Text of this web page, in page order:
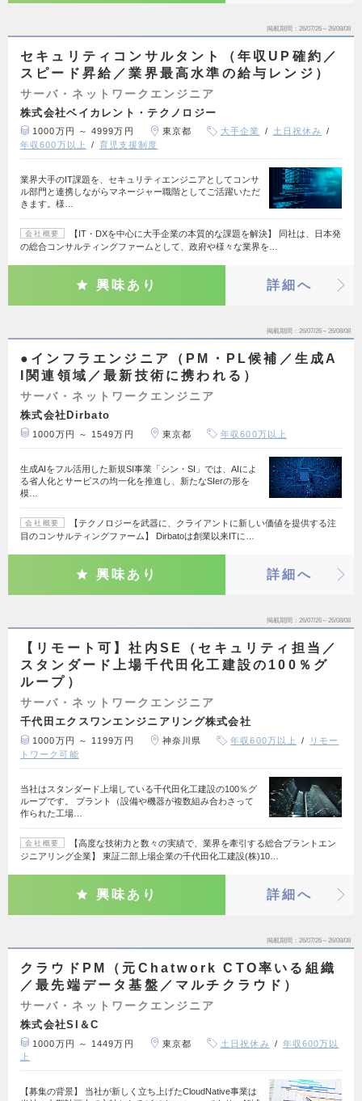
掲載期間 26/07/26～26/08/08
セキュリティコンサルタント（年収UP確約／
スピード昇給／業界最高水準の給与レンジ）
サーバ・ネットワークエンジニア
株式会社ベイカレント・テクノロジー
1000万円 ～ 4999万円 東京都 大手企業
土日祝休み
年収600万以上
育児支援制度
業界大手のIT課題を、セキュリティエンジニアとしてコンサ
ル部門と連携しながらマネージャー職階としてご活躍いただ
きます。様…
会社概要
【IT・DXを中心に大手企業の本質的な課題を解決】 同社は、日本発
の総合コンサルティングファームとして、政府や様々な業界を…
興味あり 詳細へ
掲載期間 26/07/26～26/08/08
●インフラエンジニア（PM・PL候補／生成A
I関連領域／最新技術に携われる）
サーバ・ネットワークエンジニア
株式会社Dirbato
1000万円 ～ 1549万円 東京都 年収600万以上
生成AIをフル活用した新規SI事業「シン・SI」では、AIによ
る省人化とサービスの均一化を推進し、新たなSIerの形を
模…
会社概要
【テクノロジーを武器に、クライアントに新しい価値を提供する注
目のコンサルティングファーム】 Dirbatoは創業以来ITに…
興味あり 詳細へ
掲載期間 26/07/26～26/08/08
【リモート可】社内SE（セキュリティ担当／
スタンダード上場千代田化工建設の100％グ
ループ）
サーバ・ネットワークエンジニア
千代田エクスワンエンジニアリング株式会社
1000万円 ～ 1199万円 神奈川県 年収600万以上
リモー
トワーク可能
当社はスタンダード上場している千代田化工建設の100％グ
ループです。 プラント（設備や機器が複数組み合わさって
作られた工場…
会社概要
【高度な技術力と数々の実績で、業界を牽引する総合プラントエン
ジニアリング企業】 東証二部上場企業の千代田化工建設(株)10…
興味あり 詳細へ
掲載期間 26/07/26～26/08/08
クラウドPM（元Chatwork CTO率いる組織
／最先端データ基盤／マルチクラウド）
サーバ・ネットワークエンジニア
株式会社SI＆C
1000万円 ～ 1449万円 東京都 土日祝休み
年収600万以
上
【募集の背景】 当社が新しく立ち上げたCloudNative事業は